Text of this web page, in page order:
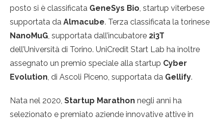
posto si è classificata GeneSys Bio , startup viterbese
supportata da Almacube. Terza classificata la torinese
NanoMuG , supportata dall’incubatore 2i3T
dell’Università di Torino. UniCredit Start Lab ha inoltre
assegnato un premio speciale alla startup Cyber
Evolution , di Ascoli Piceno, supportata da Gellify.
Nata nel 2020, Startup Marathon negli anni ha
selezionato e premiato aziende innovative attive in